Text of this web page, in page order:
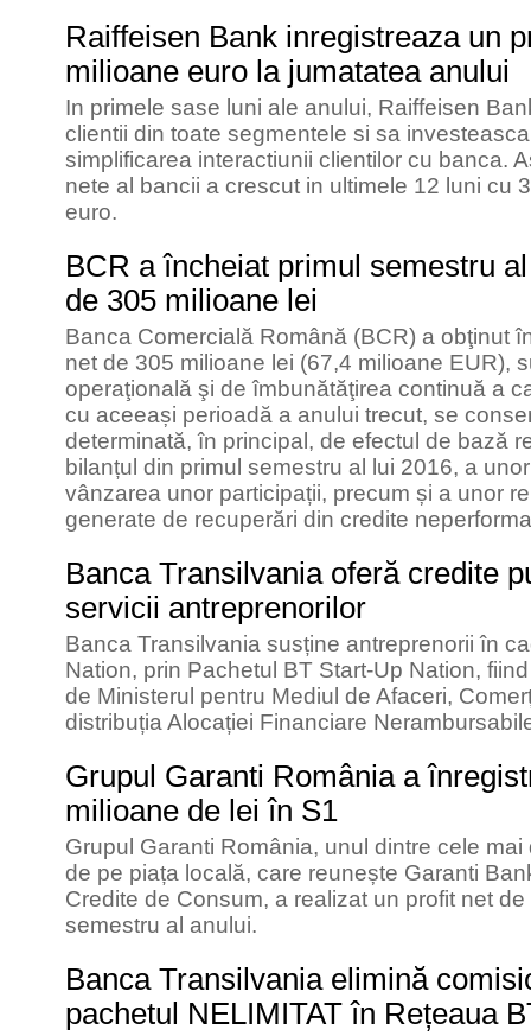
Raiffeisen Bank inregistreaza un
milioane euro la jumatatea anului
In primele sase luni ale anului, Raiffeisen
clientii din toate segmentele si sa
simplificarea interactiunii clientilor cu banca.
nete al bancii a crescut in ultimele 12 luni cu
euro.
BCR a încheiat primul semestru
de 305 milioane lei
Banca Comercială Română (BCR) a obţinut
net de 305 milioane lei (67,4 milioane EUR),
operaţională şi de îmbunătăţirea continuă a
cu aceeași perioadă a anului trecut, se
determinată, în principal, de efectul de bază
bilanțul din primul semestru al lui 2016, a
vânzarea unor participații, precum și a unor
generate de recuperări din credite
Banca Transilvania oferă credite
servicii antreprenorilor
Banca Transilvania susține antreprenorii în
Nation, prin Pachetul BT Start-Up Nation,
de Ministerul pentru Mediul de Afaceri,
distribuția Alocației Financiare
Grupul Garanti România a
milioane de lei în S1
Grupul Garanti România, unul dintre cele
de pe piața locală, care reunește Garanti
Credite de Consum, a realizat un profit net
semestru al anului.
Banca Transilvania elimină
pachetul NELIMITAT în Rețeaua